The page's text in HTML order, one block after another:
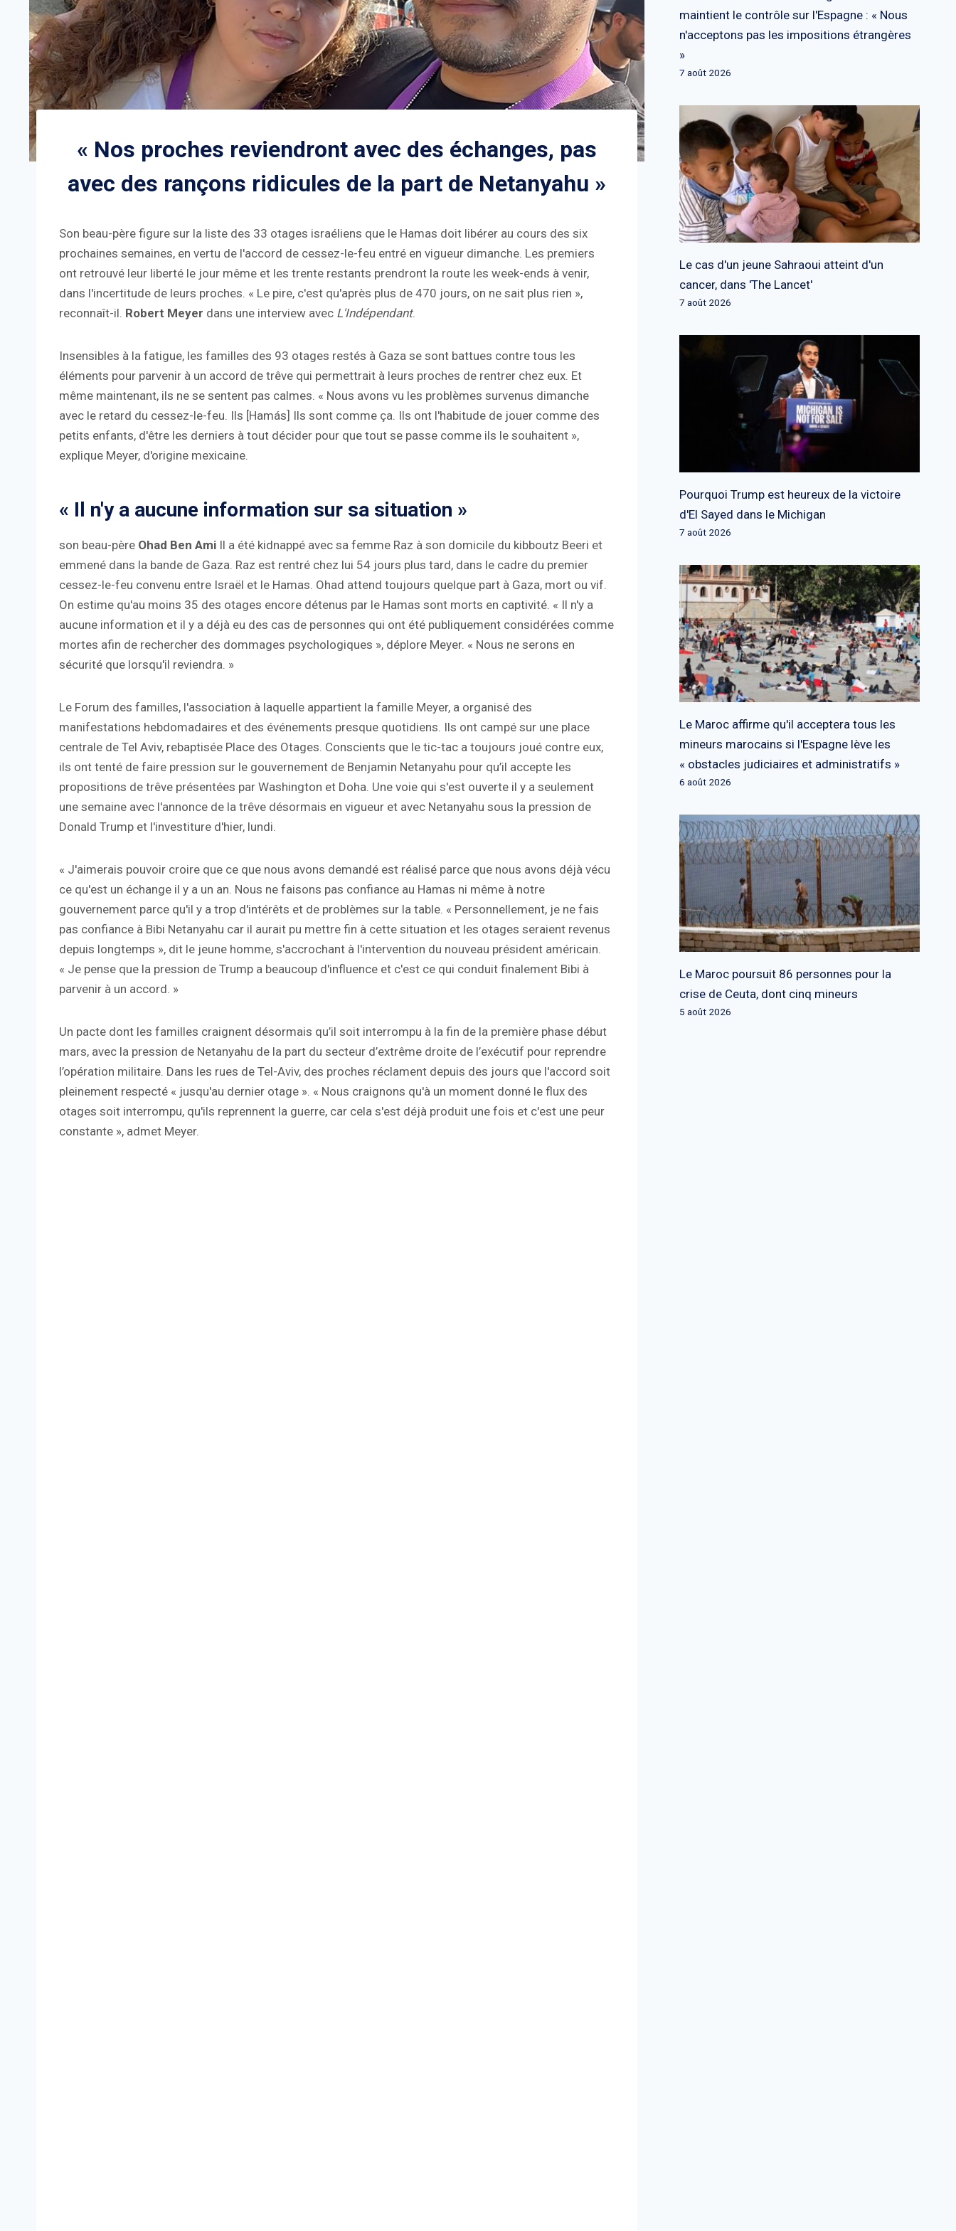
« Nos proches reviendront avec des échanges, pas
avec des rançons ridicules de la part de Netanyahu »
Son beau-père figure sur la liste des 33 otages israéliens que le Hamas doit libérer au cours des six
prochaines semaines, en vertu de l'accord de cessez-le-feu entré en vigueur dimanche. Les premiers
ont retrouvé leur liberté le jour même et les trente restants prendront la route les week-ends à venir,
dans l'incertitude de leurs proches. « Le pire, c'est qu'après plus de 470 jours, on ne sait plus rien »,
reconnaît-il. Robert Meyer dans une interview avec L'Indépendant.
Insensibles à la fatigue, les familles des 93 otages restés à Gaza se sont battues contre tous les
éléments pour parvenir à un accord de trêve qui permettrait à leurs proches de rentrer chez eux. Et
même maintenant, ils ne se sentent pas calmes. « Nous avons vu les problèmes survenus dimanche
avec le retard du cessez-le-feu. Ils [Hamás] Ils sont comme ça. Ils ont l'habitude de jouer comme des
petits enfants, d'être les derniers à tout décider pour que tout se passe comme ils le souhaitent »,
explique Meyer, d'origine mexicaine.
« Il n'y a aucune information sur sa situation »
son beau-père Ohad Ben Ami Il a été kidnappé avec sa femme Raz à son domicile du kibboutz Beeri et
emmené dans la bande de Gaza. Raz est rentré chez lui 54 jours plus tard, dans le cadre du premier
cessez-le-feu convenu entre Israël et le Hamas. Ohad attend toujours quelque part à Gaza, mort ou vif.
On estime qu'au moins 35 des otages encore détenus par le Hamas sont morts en captivité. « Il n'y a
aucune information et il y a déjà eu des cas de personnes qui ont été publiquement considérées comme
mortes afin de rechercher des dommages psychologiques », déplore Meyer. « Nous ne serons en
sécurité que lorsqu'il reviendra. »
Le Forum des familles, l'association à laquelle appartient la famille Meyer, a organisé des
manifestations hebdomadaires et des événements presque quotidiens. Ils ont campé sur une place
centrale de Tel Aviv, rebaptisée Place des Otages. Conscients que le tic-tac a toujours joué contre eux,
ils ont tenté de faire pression sur le gouvernement de Benjamin Netanyahu pour qu’il accepte les
propositions de trêve présentées par Washington et Doha. Une voie qui s'est ouverte il y a seulement
une semaine avec l'annonce de la trêve désormais en vigueur et avec Netanyahu sous la pression de
Donald Trump et l'investiture d'hier, lundi.
« J'aimerais pouvoir croire que ce que nous avons demandé est réalisé parce que nous avons déjà vécu
ce qu'est un échange il y a un an. Nous ne faisons pas confiance au Hamas ni même à notre
gouvernement parce qu'il y a trop d'intérêts et de problèmes sur la table. « Personnellement, je ne fais
pas confiance à Bibi Netanyahu car il aurait pu mettre fin à cette situation et les otages seraient revenus
depuis longtemps », dit le jeune homme, s'accrochant à l'intervention du nouveau président américain.
« Je pense que la pression de Trump a beaucoup d'influence et c'est ce qui conduit finalement Bibi à
parvenir à un accord. »
Un pacte dont les familles craignent désormais qu’il soit interrompu à la fin de la première phase début
mars, avec la pression de Netanyahu de la part du secteur d’extrême droite de l’exécutif pour reprendre
l’opération militaire. Dans les rues de Tel-Aviv, des proches réclament depuis des jours que l'accord soit
pleinement respecté « jusqu'au dernier otage ». « Nous craignons qu'à un moment donné le flux des
otages soit interrompu, qu'ils reprennent la guerre, car cela s'est déjà produit une fois et c'est une peur
constante », admet Meyer.
maintient le contrôle sur l'Espagne : « Nous
n'acceptons pas les impositions étrangères
»
7 août 2026
Le cas d'un jeune Sahraoui atteint d'un
cancer, dans 'The Lancet'
7 août 2026
Pourquoi Trump est heureux de la victoire
d'El Sayed dans le Michigan
7 août 2026
Le Maroc affirme qu'il acceptera tous les
mineurs marocains si l'Espagne lève les
« obstacles judiciaires et administratifs »
6 août 2026
Le Maroc poursuit 86 personnes pour la
crise de Ceuta, dont cinq mineurs
5 août 2026